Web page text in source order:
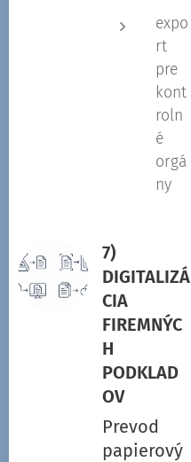
expo
rt
pre
kont
roln
é
orgá
ny
7)
DIGITALIZÁ
CIA
FIREMNÝC
H
PODKLAD
OV
Prevod
papierový